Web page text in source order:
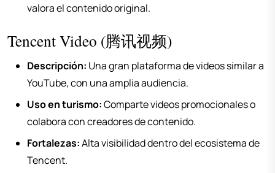
valora el contenido original.
Tencent Video (腾讯视频)
Descripción: Una gran plataforma de videos similar a
YouTube, con una amplia audiencia.
Uso en turismo:Comparte videos promocionales o
colabora con creadores de contenido.
Fortalezas:Alta visibilidad dentro del ecosistema de
Tencent.